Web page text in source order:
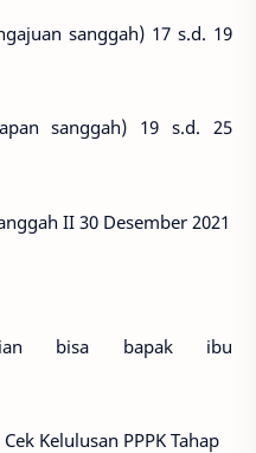
sanggah) 17 s.d. 19
sanggah) 19 s.d. 25
II 30 Desember 2021
bisa bapak ibu
Kelulusan PPPK Tahap